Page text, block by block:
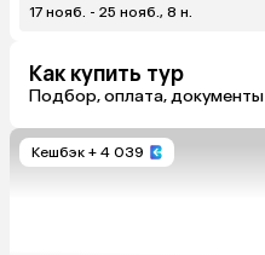
17 нояб. - 25 нояб., 8 н.
Как купить тур
Подбор, оплата, документы
Кешбэк + 4 039